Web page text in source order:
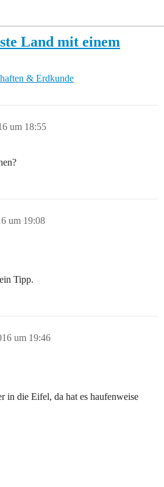
Land mit einem
& Erdkunde
um 18:55
um 19:08
Tipp.
um 19:46
in die Eifel, da hat es haufenweise